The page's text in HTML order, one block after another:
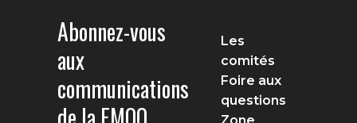
Abonnez-vous
aux
communications
Les
comités
Foire aux
questions